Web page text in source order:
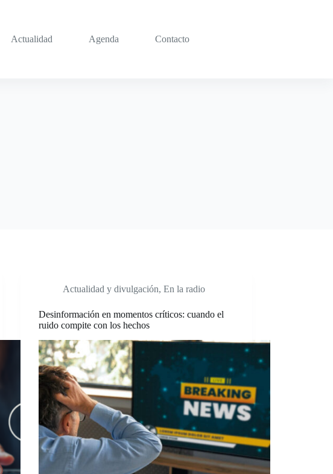
Actualidad Agenda Contacto
Actualidad y divulgación,En la radio
Desinformación en momentos críticos: cuando el
ruido compite con los hechos